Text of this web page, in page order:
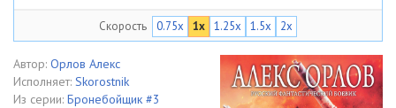
0005 05:29
0006 05:04
Скорость 0.75x 1x 1.25x 1.5x 2x
Автор: Орлов Алекс
Исполняет: Skorostnik
Из серии: Бронебойщик #3